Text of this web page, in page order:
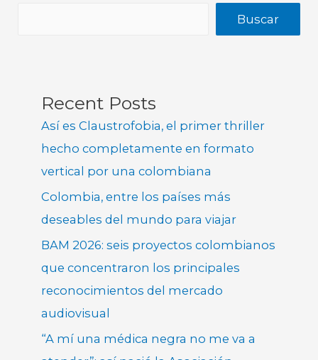
Buscar
Recent Posts
Así es Claustrofobia, el primer thriller
hecho completamente en formato
vertical por una colombiana
Colombia, entre los países más
deseables del mundo para viajar
BAM 2026: seis proyectos colombianos
que concentraron los principales
reconocimientos del mercado
audiovisual
“A mí una médica negra no me va a